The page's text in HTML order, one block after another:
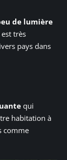
de lumière
est très
pays dans
qui
habitation à
comme